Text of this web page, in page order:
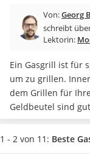
Split-Klimaanlage 2
Pelletofen
Tiefbrunnenpumpe
Fliesenschneider
Hochdruckreiniger
Doppelschleifer
Benzinrasenmäher
Von:Georg
schreibt
Lektorin:
Ein Gasgrill ist für
um zu grillen.
dem Grillen für
Geldbeutel sind
Gasgrill-Tests im
viele Funktionen,
1 - 2 von 11: Beste